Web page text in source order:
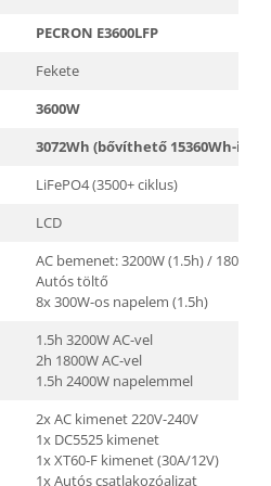
PECRON E3600LFP
Fekete
3600W
3072Wh (bővíthető 15360Wh-ig)
LiFePO4 (3500+ ciklus)
LCD
AC bemenet: 3200W (1.5h) / 1800W
Autós töltő
8x 300W-os napelem (1.5h)
1.5h 3200W AC-vel
2h 1800W AC-vel
1.5h 2400W napelemmel
2x AC kimenet 220V-240V
1x DC5525 kimenet
1x XT60-F kimenet (30A/12V)
1x Autós csatlakozóaljzat